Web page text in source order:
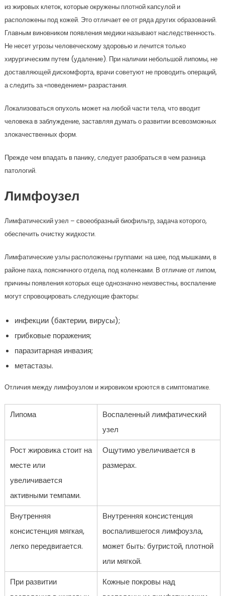
из жировых клеток, которые окружены плотной капсулой и
расположены под кожей. Это отличает ее от ряда других образований.
Главным виновником появления медики называют наследственность.
Не несет угрозы человеческому здоровью и лечится только
хирургическим путем (удаление). При наличии небольшой липомы, не
доставляющей дискомфорта, врачи советуют не проводить операций,
а следить за «поведением» разрастания.
Локализоваться опухоль может на любой части тела, что вводит
человека в заблуждение, заставляя думать о развитии всевозможных
злокачественных форм.
Прежде чем впадать в панику, следует разобраться в чем разница
патологий.
Лимфоузел
Лимфатический узел – своеобразный биофильтр, задача которого,
обеспечить очистку жидкости.
Лимфатические узлы расположены группами: на шее, под мышками, в
районе паха, поясничного отдела, под коленками. В отличие от липом,
причины появления которых еще однозначно неизвестны, воспаление
могут спровоцировать следующие факторы:
инфекции (бактерии, вирусы);
грибковые поражения;
паразитарная инвазия;
метастазы.
Отличия между лимфоузлом и жировиком кроются в симптоматике.
Липома
Воспаленный лимфатический
узел
Рост жировика стоит на
месте или
увеличивается
активными темпами.
Ощутимо увеличивается в
размерах.
Внутренняя
консистенция мягкая,
легко передвигается.
Внутренняя консистенция
воспалившегося лимфоузла,
может быть: бугристой, плотной
или мягкой.
При развитии
Кожные покровы над